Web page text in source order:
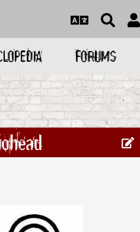
FORUMS